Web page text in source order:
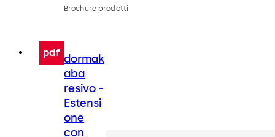
Brochure prodotti
pdf dormak
aba
resivo -
Estensi
one
con